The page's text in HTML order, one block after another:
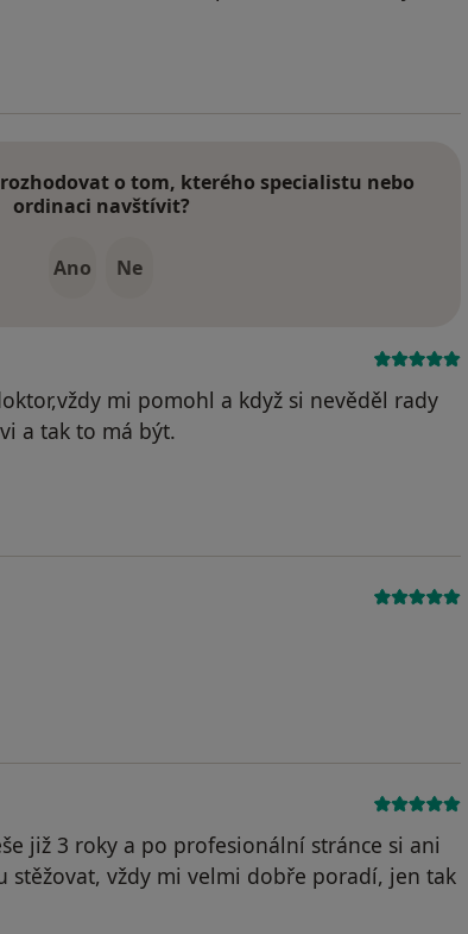
Váš účet byl odstraněn
o tom, kterého specialistu nebo
ordinaci navštívit?
Ano Ne
mi pomohl a když si nevěděl rady
a tak to má být.
Váš účet byl odstraněn
Pacient
již 3 roky a po profesionální stránce si ani
stěžovat, vždy mi velmi dobře poradí, jen tak